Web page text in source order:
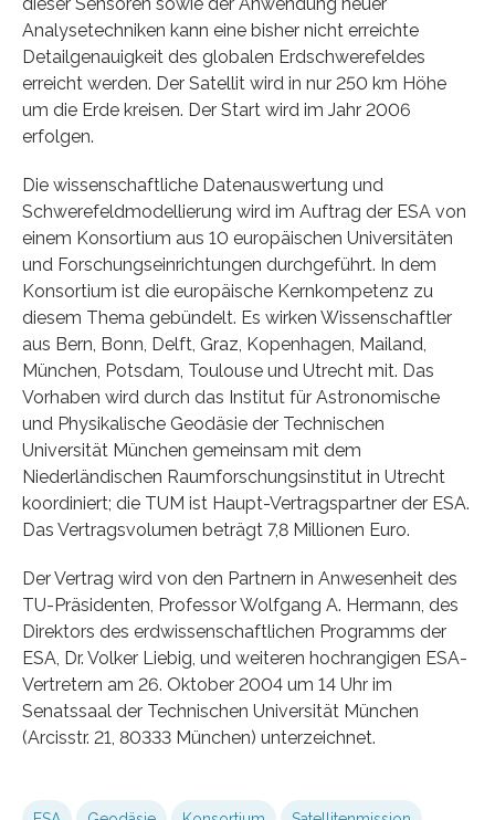
Analysetechniken kann eine bisher nicht erreichte
Detailgenauigkeit des globalen Erdschwerefeldes
erreicht werden. Der Satellit wird in nur 250 km Höhe
um die Erde kreisen. Der Start wird im Jahr 2006
erfolgen.
Die wissenschaftliche Datenauswertung und
Schwerefeldmodellierung wird im Auftrag der ESA von
einem Konsortium aus 10 europäischen Universitäten
und Forschungseinrichtungen durchgeführt. In dem
Konsortium ist die europäische Kernkompetenz zu
diesem Thema gebündelt. Es wirken Wissenschaftler
aus Bern, Bonn, Delft, Graz, Kopenhagen, Mailand,
München, Potsdam, Toulouse und Utrecht mit. Das
Vorhaben wird durch das Institut für Astronomische
und Physikalische Geodäsie der Technischen
Universität München gemeinsam mit dem
Niederländischen Raumforschungsinstitut in Utrecht
koordiniert; die TUM ist Haupt-Vertragspartner der ESA.
Das Vertragsvolumen beträgt 7,8 Millionen Euro.
Der Vertrag wird von den Partnern in Anwesenheit des
TU-Präsidenten, Professor Wolfgang A. Hermann, des
Direktors des erdwissenschaftlichen Programms der
ESA, Dr. Volker Liebig, und weiteren hochrangigen ESA-
Vertretern am 26. Oktober 2004 um 14 Uhr im
Senatssaal der Technischen Universität München
(Arcisstr. 21, 80333 München) unterzeichnet.